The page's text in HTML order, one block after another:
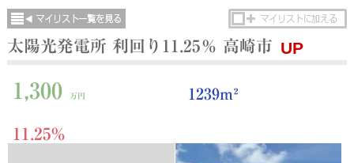
太陽光発電所 利回り11.25％ 高崎市 UP
1,300 万円 1239m²
11.25%